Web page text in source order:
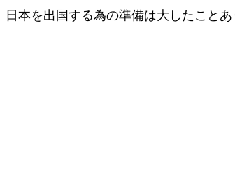
日本を出国する為の準備は大したこと